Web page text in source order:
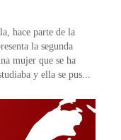
hace parte de la
la segunda
mujer que se ha
y ella se pus...